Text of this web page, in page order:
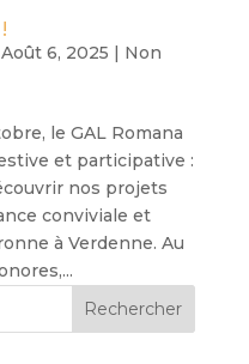
Août 6, 2025 | Non
le GAL Romana
et participative :
nos projets
conviviale et
à Verdenne. Au
Rechercher